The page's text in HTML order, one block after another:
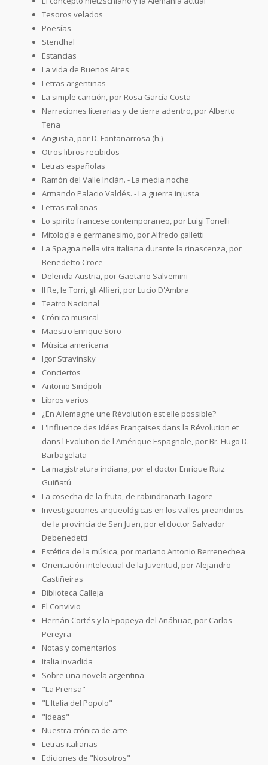
Tesoros velados
Poesías
Stendhal
Estancias
La vida de Buenos Aires
Letras argentinas
La simple canción, por Rosa García Costa
Narraciones literarias y de tierra adentro, por Alberto
Tena
Angustia, por D. Fontanarrosa (h.)
Otros libros recibidos
Letras españolas
Ramón del Valle Inclán. - La media noche
Armando Palacio Valdés. - La guerra injusta
Letras italianas
Lo spirito francese contemporaneo, por Luigi Tonelli
Mitología e germanesimo, por Alfredo galletti
La Spagna nella vita italiana durante la rinascenza, por
Benedetto Croce
Delenda Austria, por Gaetano Salvemini
Il Re, le Torri, gli Alfieri, por Lucio D'Ambra
Teatro Nacional
Crónica musical
Maestro Enrique Soro
Música americana
Igor Stravinsky
Conciertos
Antonio Sinópoli
Libros varios
¿En Allemagne une Révolution est elle possible?
L'Influence des Idées Françaises dans la Révolution et
dans l'Evolution de l'Amérique Espagnole, por Br. Hugo D.
Barbagelata
La magistratura indiana, por el doctor Enrique Ruiz
Guiñatú
La cosecha de la fruta, de rabindranath Tagore
Investigaciones arqueológicas en los valles preandinos
de la provincia de San Juan, por el doctor Salvador
Debenedetti
Estética de la música, por mariano Antonio Berrenechea
Orientación intelectual de la Juventud, por Alejandro
Castiñeiras
Biblioteca Calleja
El Convivio
Hernán Cortés y la Epopeya del Anáhuac, por Carlos
Pereyra
Notas y comentarios
Italia invadida
Sobre una novela argentina
"La Prensa"
"L'Italia del Popolo"
"Ideas"
Nuestra crónica de arte
Letras italianas
Ediciones de "Nosotros"